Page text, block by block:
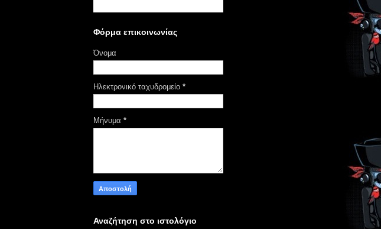
Φόρμα επικοινωνίας
Όνομα
Ηλεκτρονικό ταχυδρομείο *
Μήνυμα *
Αναζήτηση στο ιστολόγιο